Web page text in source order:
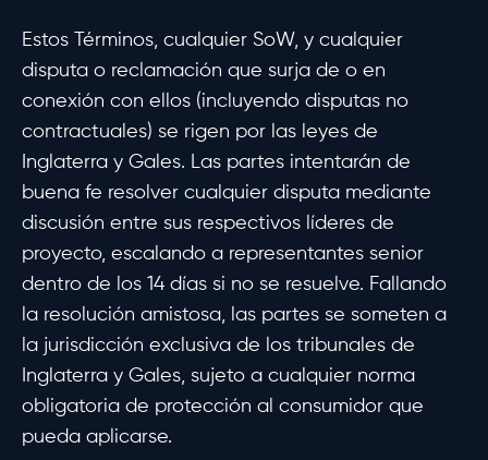
Estos Términos, cualquier SoW, y cualquier
disputa o reclamación que surja de o en
conexión con ellos (incluyendo disputas no
contractuales) se rigen por las leyes de
Inglaterra y Gales. Las partes intentarán de
buena fe resolver cualquier disputa mediante
discusión entre sus respectivos líderes de
proyecto, escalando a representantes senior
dentro de los 14 días si no se resuelve. Fallando
la resolución amistosa, las partes se someten a
la jurisdicción exclusiva de los tribunales de
Inglaterra y Gales, sujeto a cualquier norma
obligatoria de protección al consumidor que
pueda aplicarse.